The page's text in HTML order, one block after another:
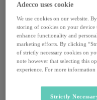
anni fa era vista come
sempre più rilevante:
che grazie alla sua
grado di interpretare
nazionali e locali
fisiche (raramente) e
nel rispetto delle
«Il diritto ambientale
Adecco uses cookie
We use cookies on our website.
storing of cookies on your
enhance functionality and
marketing efforts. By clicking
of strictly necessary cookies on
note however that selecting this
experience. For more information
Strictly